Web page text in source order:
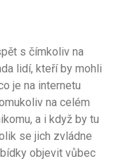
s čímkoliv na
lidí, kteří by mohli
je na internetu
na celém
a i když by tu
se jich zvládne
objevit vůbec